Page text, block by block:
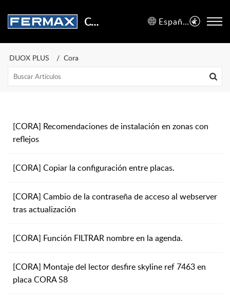
Centro de Soporte Español (España)
DUOX PLUS Cora
[CORA] Recomendaciones de instalación en zonas con
reflejos
[CORA] Copiar la configuración entre placas.
[CORA] Cambio de la contraseña de acceso al webserver
tras actualización
[CORA] Función FILTRAR nombre en la agenda.
[CORA] Montaje del lector desfire skyline ref 7463 en
placa CORA S8